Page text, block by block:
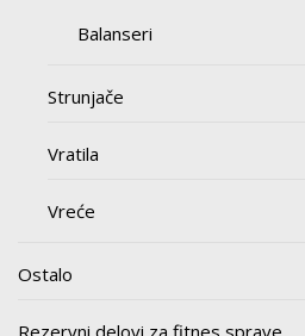
Balanseri
Strunjače
Vratila
Vreće
Ostalo
Rezervni delovi za fitnes sprave